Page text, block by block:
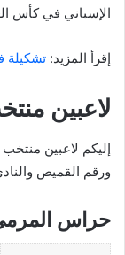
الإسباني في كأس العالم
إقرأ المزيد: تشكيلة
لاعبين
ورقم القميص
حراس